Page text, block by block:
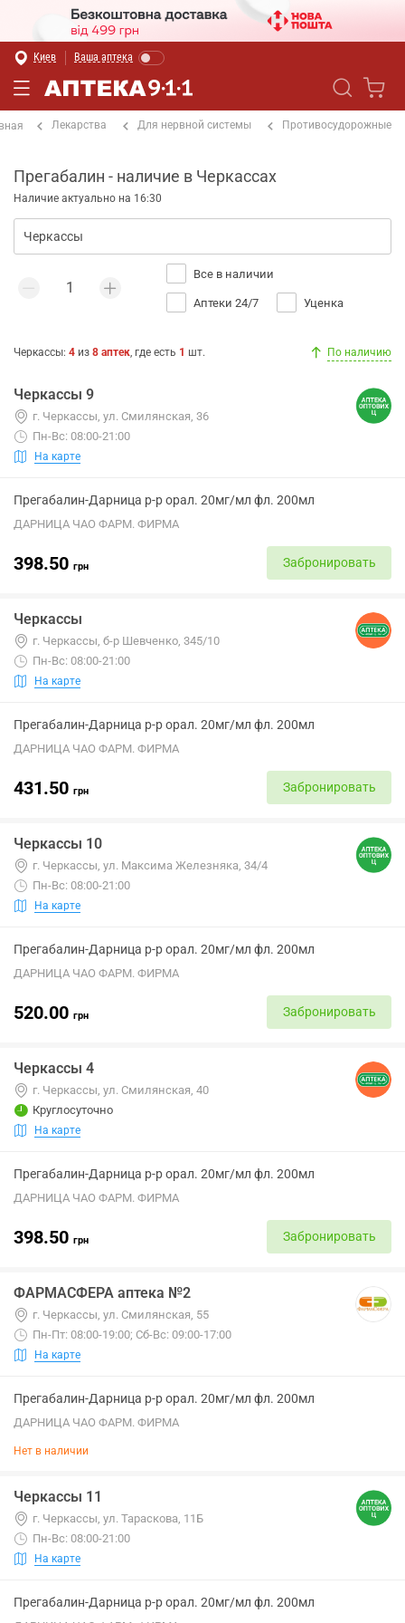
Киев Ваша аптека
Лекарства Для нервной системы Противосудорожные
Прегабалин - наличие в Черкассах
Наличие актуально на 16:30
Все в наличии
Аптеки 24/7 Уценка
Черкассы: 4 из 8 аптек, где есть 1 шт. По наличию
Черкассы 9
г. Черкассы, ул. Смилянская, 36
Пн-Вс: 08:00-21:00
На карте
Прегабалин-Дарница р-р орал. 20мг/мл фл. 200мл
ДАРНИЦА ЧАО ФАРМ. ФИРМА
398.50 грн Забронировать
Черкассы
г. Черкассы, б-р Шевченко, 345/10
Пн-Вс: 08:00-21:00
На карте
Прегабалин-Дарница р-р орал. 20мг/мл фл. 200мл
ДАРНИЦА ЧАО ФАРМ. ФИРМА
431.50 грн Забронировать
Черкассы 10
г. Черкассы, ул. Максима Железняка, 34/4
Пн-Вс: 08:00-21:00
На карте
Прегабалин-Дарница р-р орал. 20мг/мл фл. 200мл
ДАРНИЦА ЧАО ФАРМ. ФИРМА
520.00 грн Забронировать
Черкассы 4
г. Черкассы, ул. Смилянская, 40
Круглосуточно
На карте
Прегабалин-Дарница р-р орал. 20мг/мл фл. 200мл
ДАРНИЦА ЧАО ФАРМ. ФИРМА
398.50 грн Забронировать
ФАРМАСФЕРА аптека №2
г. Черкассы, ул. Смилянская, 55
Пн-Пт: 08:00-19:00; Сб-Вс: 09:00-17:00
На карте
Прегабалин-Дарница р-р орал. 20мг/мл фл. 200мл
ДАРНИЦА ЧАО ФАРМ. ФИРМА
Нет в наличии
Черкассы 11
г. Черкассы, ул. Тараскова, 11Б
Пн-Вс: 08:00-21:00
На карте
Прегабалин-Дарница р-р орал. 20мг/мл фл. 200мл